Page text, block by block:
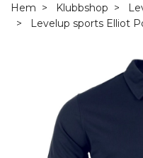
Hem Klubbshop
Levelup sports Elliot